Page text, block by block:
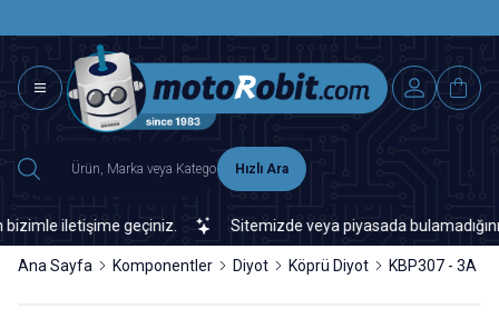
Hızlı Ara
iletişime geçiniz. Sitemizde veya piyasada
Ana Sayfa Komponentler Diyot Köprü Diyot KBP307 - 3A